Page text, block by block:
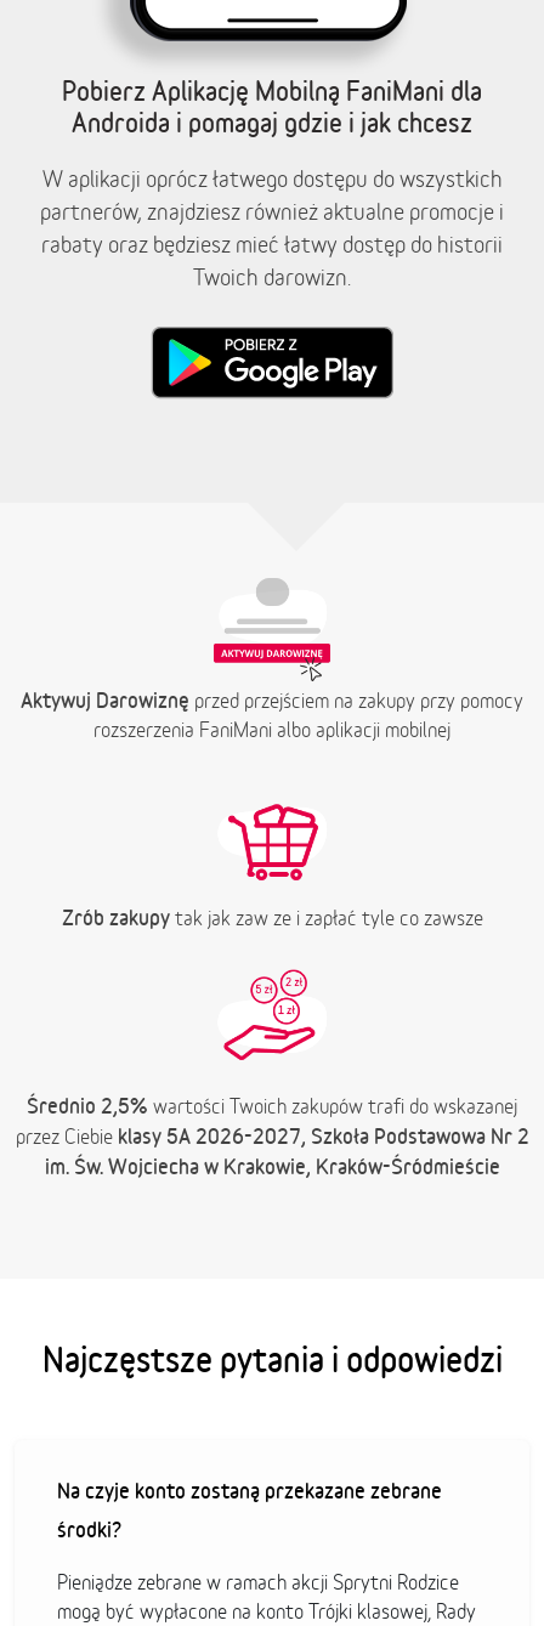
Pobierz Aplikację Mobilną FaniMani dla
Androida i pomagaj gdzie i jak chcesz
W aplikacji oprócz łatwego dostępu do wszystkich
partnerów, znajdziesz również aktualne promocje i
rabaty oraz będziesz mieć łatwy dostęp do historii
Twoich darowizn.
Aktywuj Darowiznę przed przejściem na zakupy przy pomocy
rozszerzenia FaniMani albo aplikacji mobilnej
Zrób zakupytak jak zaw ze i zapłać tyle co zawsze
Średnio 2,5% wartości Twoich zakupów trafi do wskazanej
przez Ciebie klasy 5A 2026-2027, Szkoła Podstawowa Nr 2
im. Św. Wojciecha w Krakowie, Kraków-Śródmieście
Najczęstsze pytania i odpowiedzi
Na czyje konto zostaną przekazane zebrane
środki?
Pieniądze zebrane w ramach akcji Sprytni Rodzice
mogą być wypłacone na konto Trójki klasowej, Rady